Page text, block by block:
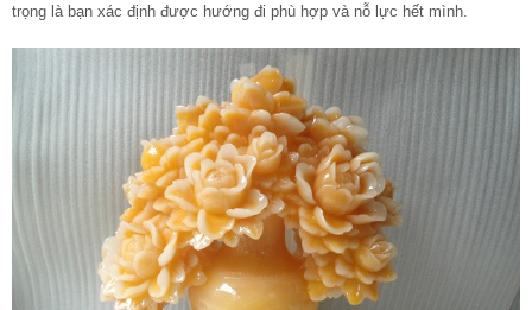
trọng là bạn xác định được hướng đi phù hợp và nỗ lực hết mình.